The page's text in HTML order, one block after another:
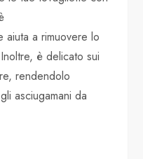
aiuta a rimuovere lo
è delicato sui
rendendolo
asciugamani da